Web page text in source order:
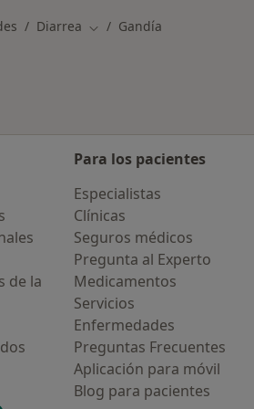
Diarrea Cambiar de ciudad
Gandía
de la
Para los pacientes
Especialistas
Clínicas
Seguros médicos
Pregunta al Experto
Medicamentos
Servicios
Enfermedades
Preguntas Frecuentes
Aplicación para móvil
Blog para pacientes